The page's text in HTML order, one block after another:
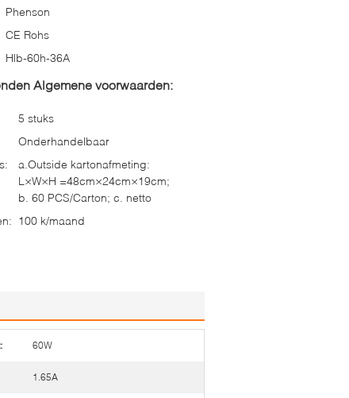
Phenson
CE Rohs
Hlb-60h-36A
Algemene voorwaarden:
5 stuks
Onderhandelbaar
a.Outside kartonafmeting:
L×W×H =48cm×24cm×19cm;
b. 60 PCS/Carton; c. netto
100 k/maand
60W
1.65A